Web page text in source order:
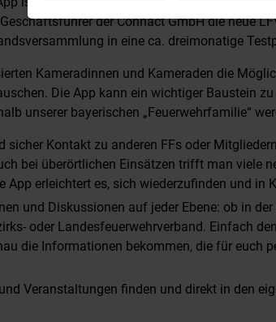
der Connact GmbH die neue
in eine ca. dreimonatige
Kameradinnen und Kameraden die
Die App kann ein wichtiger Baustein zu
unserer bayerischen „Feuerwehrfamilie“
sicher Kontakt zu anderen FFs oder
bei überörtlichen Einsätzen trifft man viele
App erleichtert es, sich wiederzufinden und in
und Diskussionen auf jeder Ebene: ob in der
oder Landesfeuerwehrverband. Einfach
die Informationen bekommen, die für euch
Veranstaltungen finden und direkt in den